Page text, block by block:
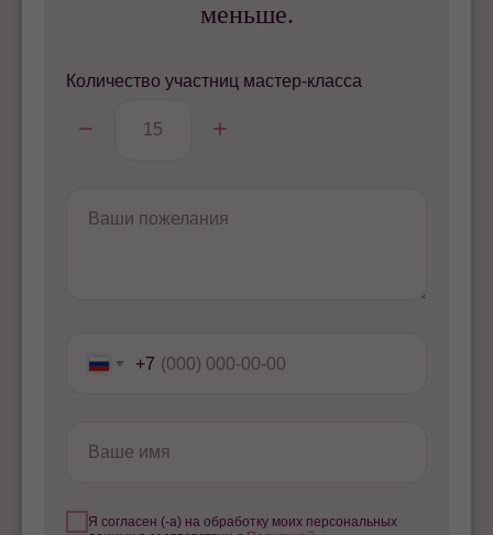
меньше.
Количество участниц мастер-класса
Ваши пожелания
+7
Ваше имя
Я согласен (-а) на обработку моих персональных